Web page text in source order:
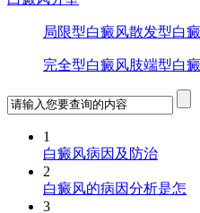
局限型白癜风散发型白
完全型白癜风肢端型白
1
白癜风病因及防治
2
白癜风的病因分析是怎
3